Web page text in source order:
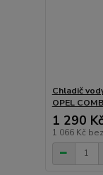
Chladič
OPEL
1 290 Kč
1 066 Kč